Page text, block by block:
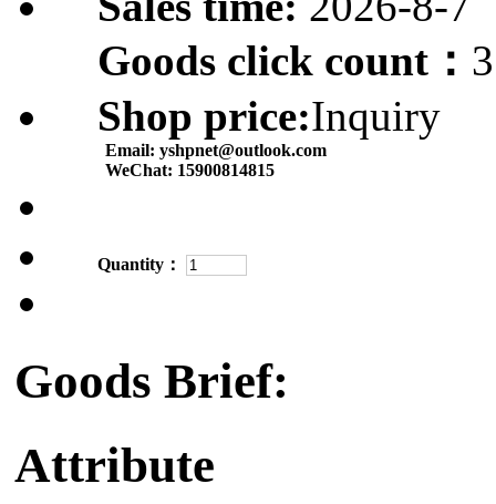
Goods click count：
Shop price:Inquiry
Email: yshpnet@outlook.com
WeChat: 15900814815
Quantity：
Goods Brief:
Attribute